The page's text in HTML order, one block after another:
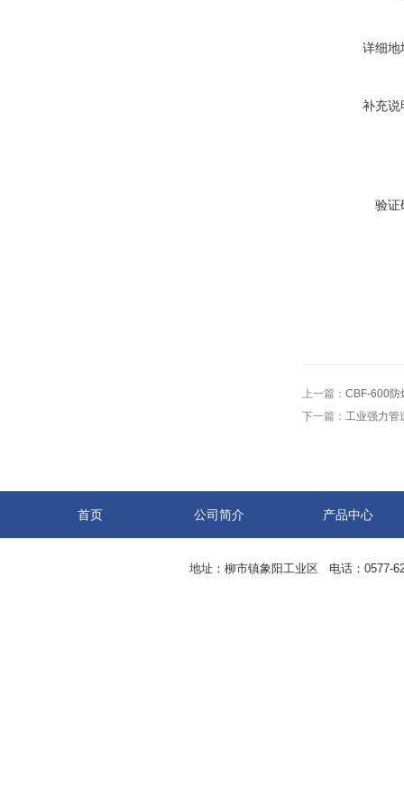
详细地
补充说
验证
上一篇： CBF-600防
下一篇： 工业强力管
首页 公司简介 产品中心
地址：柳市镇象阳工业区 电话：0577-